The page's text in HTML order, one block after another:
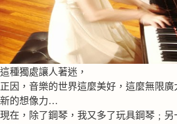
這種獨處讓人著迷，
正因，音樂的世界這麼美好，這麼無限廣
新的想像力…
現在，除了鋼琴，我又多了玩具鋼琴﹔另